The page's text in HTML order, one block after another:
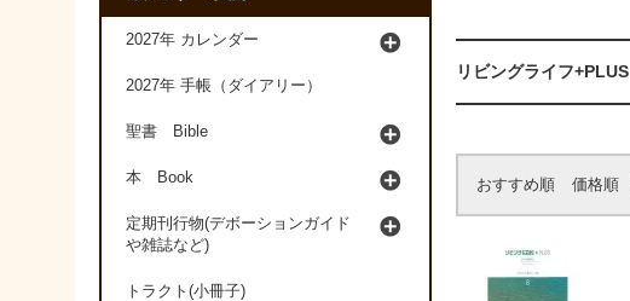
リビングライフ+PLUS
おすすめ順 価格順
2027年 カレンダー
2027年 手帳（ダイアリー）
聖書 Bible
本 Book
定期刊行物(デボーションガイド
や雑誌など)
トラクト(小冊子)